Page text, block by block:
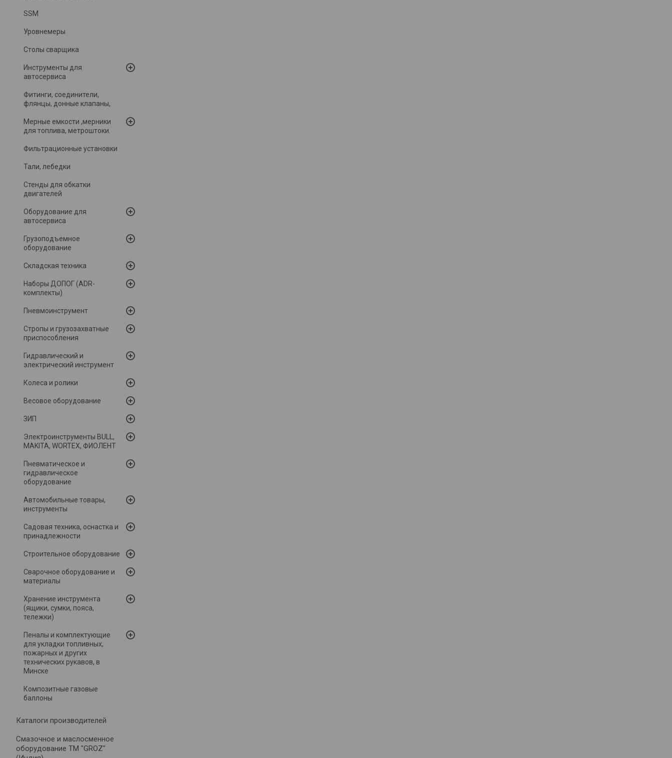
SSM
Уровнемеры
Столы сварщика
Инструменты для
автосервиса
Фитинги, соединители,
флянцы, донные клапаны,
Мерные емкости ,мерники
для топлива, метроштоки.
Фильтрационные установки
Тали, лебедки
Стенды для обкатки
двигателей
Оборудование для
автосервиса
Грузоподъемное
оборудование
Складская техника
Наборы ДОПОГ (ADR-
комплекты)
Пневмоинструмент
Стропы и грузозахватные
приспособления
Гидравлический и
электрический инструмент
Колеса и ролики
Весовое оборудование
ЗИП
Электроинструменты BULL,
MAKITA, WORTEX, ФИОЛЕНТ
Пневматическое и
гидравлическое
оборудование
Автомобильные товары,
инструменты
Садовая техника, оснастка и
принадлежности
Строительное оборудование
Сварочное оборудование и
материалы
Хранение инструмента
(ящики, сумки, пояса,
тележки)
Пеналы и комплектующие
для укладки топливных,
пожарных и других
технических рукавов, в
Минске
Композитные газовые
баллоны
Каталоги производителей
Cмазочное и маслосменное
оборудование ТМ "GROZ"